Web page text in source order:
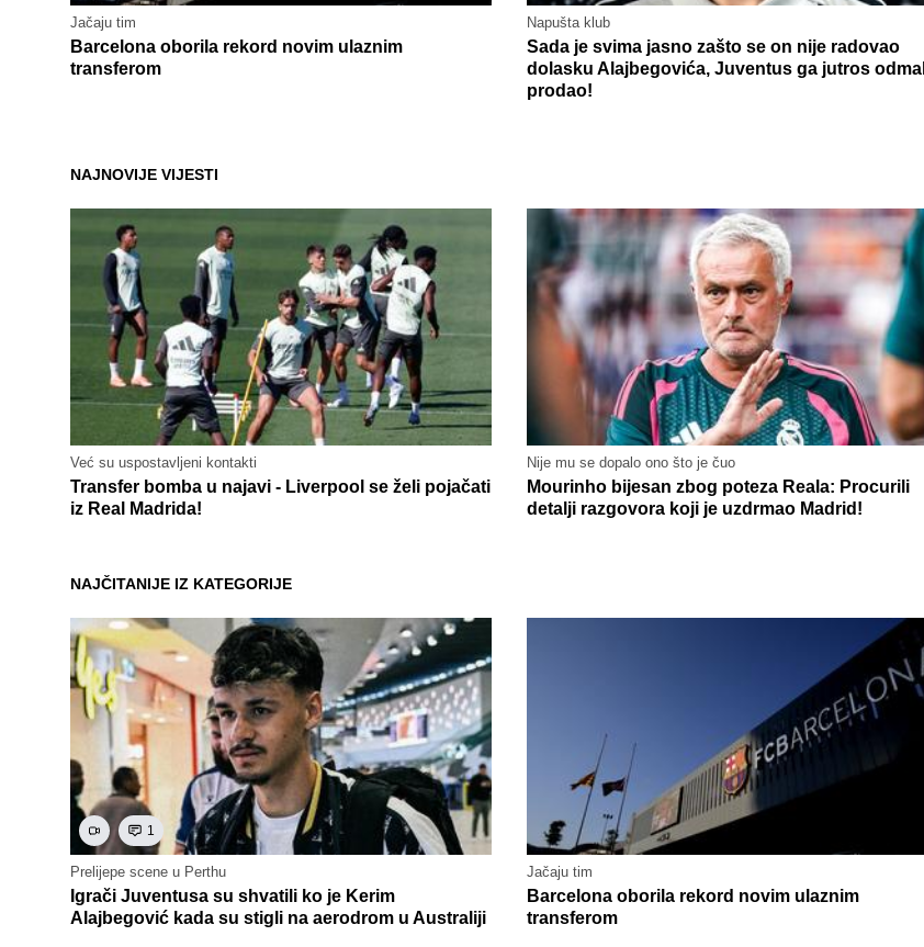
Jačaju tim
Barcelona oborila rekord novim ulaznim
transferom
Napušta klub
Sada je svima jasno zašto se on nije radovao
dolasku Alajbegovića, Juventus ga jutros
prodao!
NAJNOVIJE VIJESTI
Već su uspostavljeni kontakti
Transfer bomba u najavi - Liverpool se želi pojačati
iz Real Madrida!
Nije mu se dopalo ono što je čuo
Mourinho bijesan zbog poteza Reala: Procurili
detalji razgovora koji je uzdrmao Madrid!
NAJČITANIJE IZ KATEGORIJE
1
Prelijepe scene u Perthu
Igrači Juventusa su shvatili ko je Kerim
Alajbegović kada su stigli na aerodrom u Australiji
Jačaju tim
Barcelona oborila rekord novim ulaznim
transferom